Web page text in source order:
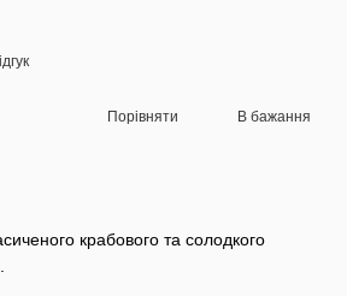
Порівняти В бажання
крабового та солодкого